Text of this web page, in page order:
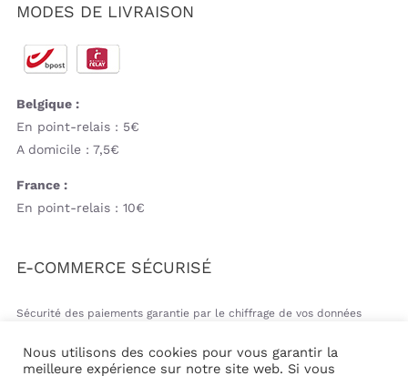
MODES DE LIVRAISON
Belgique :
En point-relais : 5€
A domicile : 7,5€
France :
En point-relais : 10€
E-COMMERCE SÉCURISÉ
Sécurité des paiements garantie par le chiffrage de vos données
Nous utilisons des cookies pour vous garantir la
meilleure expérience sur notre site web. Si vous